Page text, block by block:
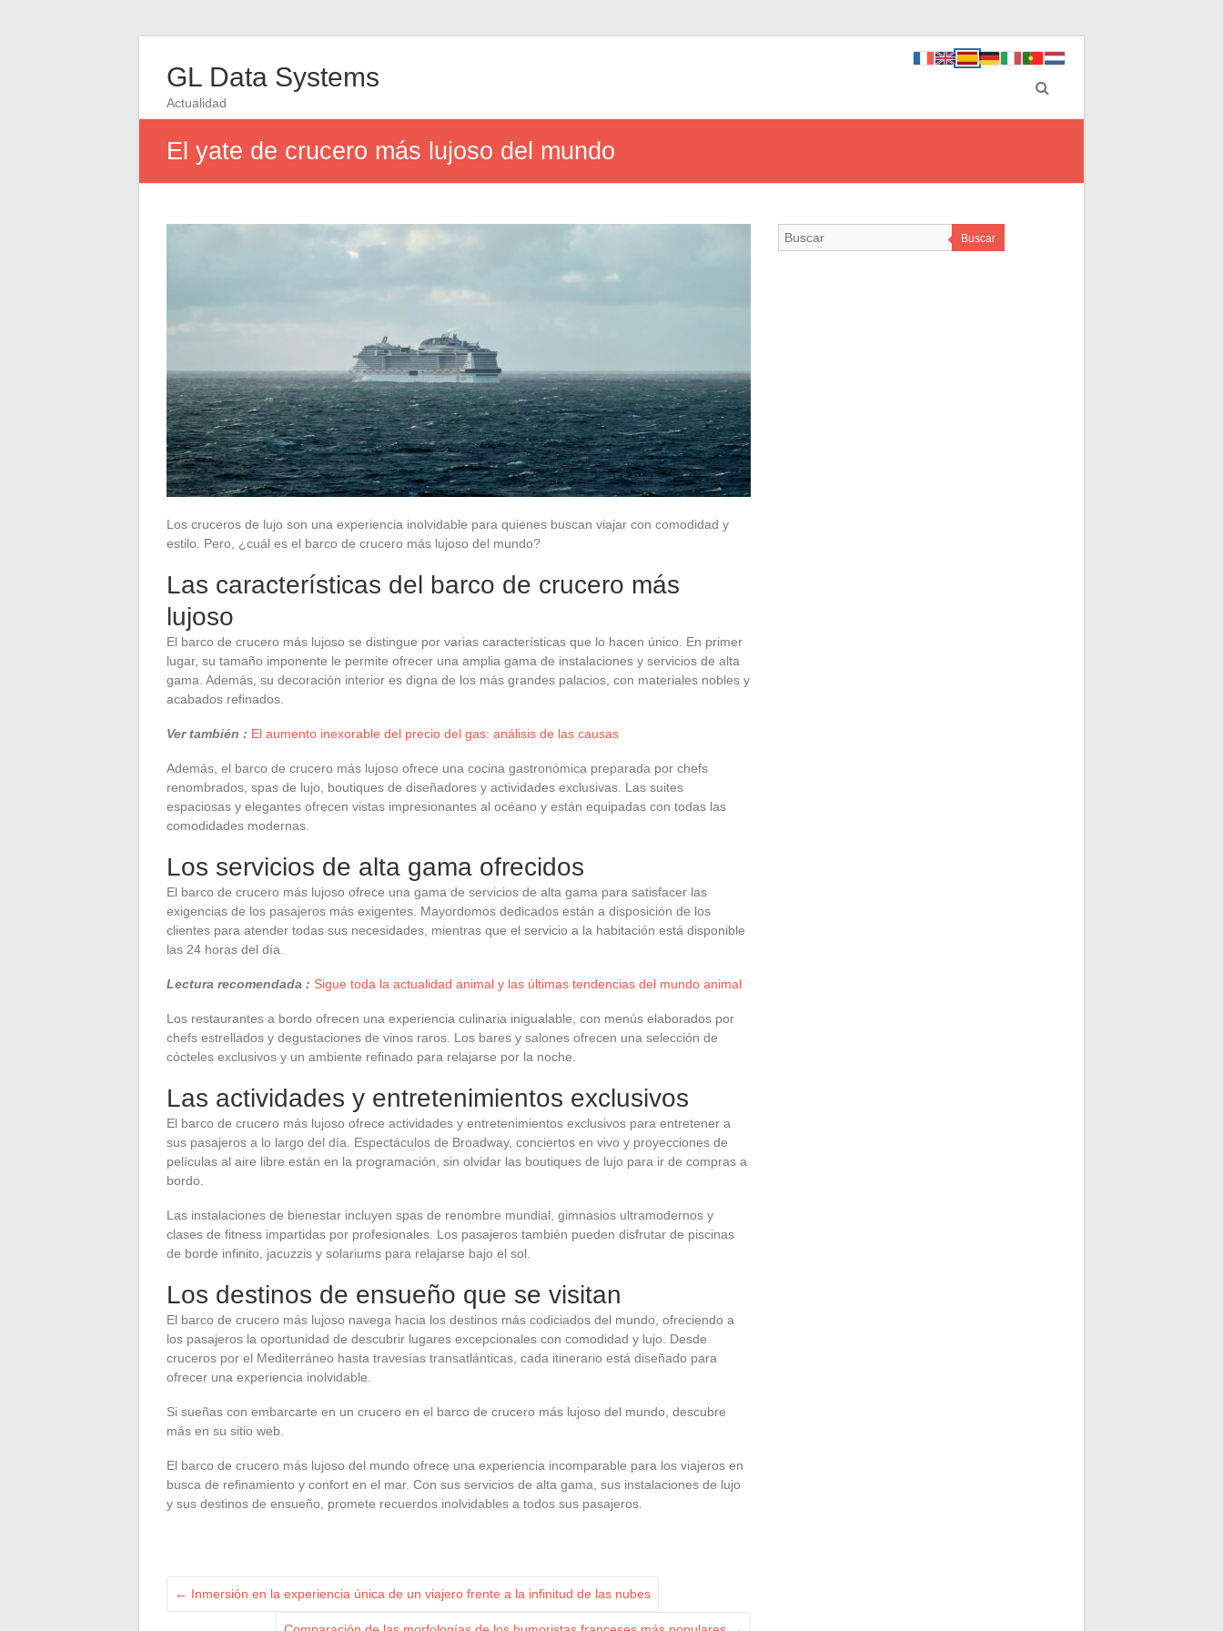
GL Data Systems
Actualidad
El yate de crucero más lujoso del mundo
Los cruceros de lujo son una experiencia inolvidable para quienes buscan viajar con comodidad y
estilo. Pero, ¿cuál es el barco de crucero más lujoso del mundo?
Las características del barco de crucero más
lujoso
El barco de crucero más lujoso se distingue por varias características que lo hacen único. En primer
lugar, su tamaño imponente le permite ofrecer una amplia gama de instalaciones y servicios de alta
gama. Además, su decoración interior es digna de los más grandes palacios, con materiales nobles y
acabados refinados.
Ver también : El aumento inexorable del precio del gas: análisis de las causas
Además, el barco de crucero más lujoso ofrece una cocina gastronómica preparada por chefs
renombrados, spas de lujo, boutiques de diseñadores y actividades exclusivas. Las suites
espaciosas y elegantes ofrecen vistas impresionantes al océano y están equipadas con todas las
comodidades modernas.
Los servicios de alta gama ofrecidos
El barco de crucero más lujoso ofrece una gama de servicios de alta gama para satisfacer las
exigencias de los pasajeros más exigentes. Mayordomos dedicados están a disposición de los
clientes para atender todas sus necesidades, mientras que el servicio a la habitación está disponible
las 24 horas del día.
Lectura recomendada : Sigue toda la actualidad animal y las últimas tendencias del mundo animal
Los restaurantes a bordo ofrecen una experiencia culinaria inigualable, con menús elaborados por
chefs estrellados y degustaciones de vinos raros. Los bares y salones ofrecen una selección de
cócteles exclusivos y un ambiente refinado para relajarse por la noche.
Las actividades y entretenimientos exclusivos
El barco de crucero más lujoso ofrece actividades y entretenimientos exclusivos para entretener a
sus pasajeros a lo largo del día. Espectáculos de Broadway, conciertos en vivo y proyecciones de
películas al aire libre están en la programación, sin olvidar las boutiques de lujo para ir de compras a
bordo.
Las instalaciones de bienestar incluyen spas de renombre mundial, gimnasios ultramodernos y
clases de fitness impartidas por profesionales. Los pasajeros también pueden disfrutar de piscinas
de borde infinito, jacuzzis y solariums para relajarse bajo el sol.
Los destinos de ensueño que se visitan
El barco de crucero más lujoso navega hacia los destinos más codiciados del mundo, ofreciendo a
los pasajeros la oportunidad de descubrir lugares excepcionales con comodidad y lujo. Desde
cruceros por el Mediterráneo hasta travesías transatlánticas, cada itinerario está diseñado para
ofrecer una experiencia inolvidable.
Si sueñas con embarcarte en un crucero en el barco de crucero más lujoso del mundo, descubre
más en su sitio web.
El barco de crucero más lujoso del mundo ofrece una experiencia incomparable para los viajeros en
busca de refinamiento y confort en el mar. Con sus servicios de alta gama, sus instalaciones de lujo
y sus destinos de ensueño, promete recuerdos inolvidables a todos sus pasajeros.
← Inmersión en la experiencia única de un viajero frente a la infinitud de las nubes
Buscar